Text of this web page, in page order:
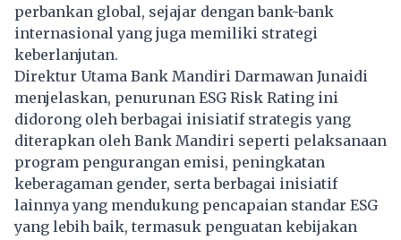
perbankan global, sejajar dengan bank-bank
internasional yang juga memiliki strategi
keberlanjutan.
Direktur Utama Bank Mandiri Darmawan Junaidi
menjelaskan, penurunan ESG Risk Rating ini
didorong oleh berbagai inisiatif strategis yang
diterapkan oleh Bank Mandiri seperti pelaksanaan
program pengurangan emisi, peningkatan
keberagaman gender, serta berbagai inisiatif
lainnya yang mendukung pencapaian standar ESG
yang lebih baik, termasuk penguatan kebijakan